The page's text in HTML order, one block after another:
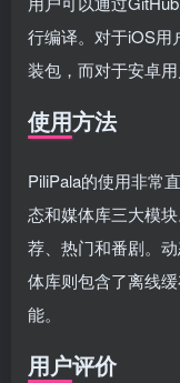
行编译。对于iOS用
装包，而对于安卓
使用方法
PiliPala的使用非常
态和媒体库三大模
荐、热门和番剧。
体库则包含了离线
能。
用户评价